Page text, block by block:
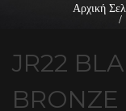
Αρχική
JR22
BRONZE